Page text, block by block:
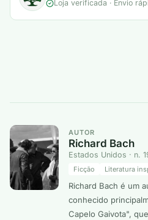
Loja verificada · Envio
AUTOR
Richard Bach
Estados Unidos · n.
Ficção Literatura
Richard Bach é um
conhecido
Capelo Gaivota",